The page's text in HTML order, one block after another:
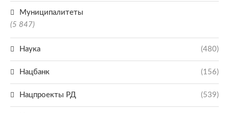
Муниципалитеты
(5 847)
Наука (480)
Нацбанк (156)
Нацпроекты РД (539)